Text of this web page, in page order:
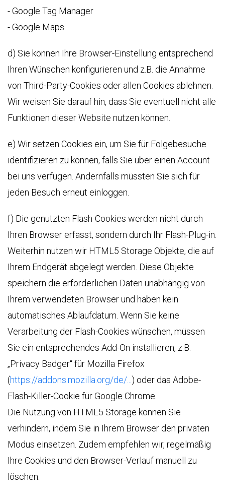
- Google Tag Manager
- Google Maps
d) Sie können Ihre Browser-Einstellung entsprechend
Ihren Wünschen konfigurieren und z.B. die Annahme
von Third-Party-Cookies oder allen Cookies ablehnen.
Wir weisen Sie darauf hin, dass Sie eventuell nicht alle
Funktionen dieser Website nutzen können.
e) Wir setzen Cookies ein, um Sie für Folgebesuche
identifizieren zu können, falls Sie über einen Account
bei uns verfügen. Andernfalls müssten Sie sich für
jeden Besuch erneut einloggen.
f) Die genutzten Flash-Cookies werden nicht durch
Ihren Browser erfasst, sondern durch Ihr Flash-Plug-in.
Weiterhin nutzen wir HTML5 Storage Objekte, die auf
Ihrem Endgerät abgelegt werden. Diese Objekte
speichern die erforderlichen Daten unabhängig von
Ihrem verwendeten Browser und haben kein
automatisches Ablaufdatum. Wenn Sie keine
Verarbeitung der Flash-Cookies wünschen, müssen
Sie ein entsprechendes Add-On installieren, z.B.
„Privacy Badger“ für Mozilla Firefox
(https://addons.mozilla.org/de/... ) oder das Adobe-
Flash-Killer-Cookie für Google Chrome.
Die Nutzung von HTML5 Storage können Sie
verhindern, indem Sie in Ihrem Browser den privaten
Modus einsetzen. Zudem empfehlen wir, regelmäßig
Ihre Cookies und den Browser-Verlauf manuell zu
löschen.